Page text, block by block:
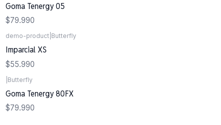
Goma Tenergy 05
$79.990
demo-product| Butterfly
Imparcial XS
$55.990
Butterfly
Goma Tenergy 80FX
$79.990